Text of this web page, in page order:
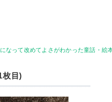
なって改めてよさがわかった童話・絵
枚目)